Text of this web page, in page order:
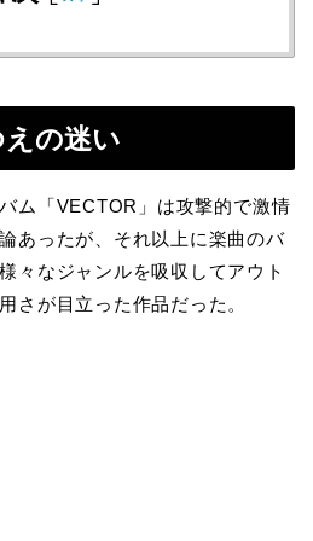
の迷い
ム「VECTOR 」は攻撃的で激情
あったが、それ以上に楽曲のバ
々なジャンルを吸収してアウト
さが目立った作品だった。